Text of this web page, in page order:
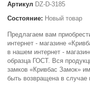
Артикул DZ-D-3185
Состояние: Новый товар
Предлагаем вам
интернет - магазине
в нашем интернет -
образца ГОСТ. Вся
замков «Кривбас Замок»
быть возвращена в случае